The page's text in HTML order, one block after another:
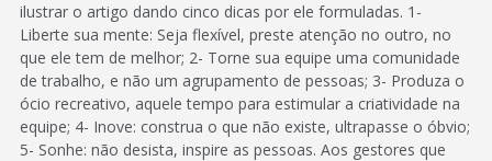
ilustrar o artigo dando cinco dicas por ele formuladas. 1-
Liberte sua mente: Seja flexível, preste atenção no outro, no
que ele tem de melhor; 2- Torne sua equipe uma comunidade
de trabalho, e não um agrupamento de pessoas; 3- Produza o
ócio recreativo, aquele tempo para estimular a criatividade na
equipe; 4- Inove: construa o que não existe, ultrapasse o óbvio;
5- Sonhe: não desista, inspire as pessoas. Aos gestores que